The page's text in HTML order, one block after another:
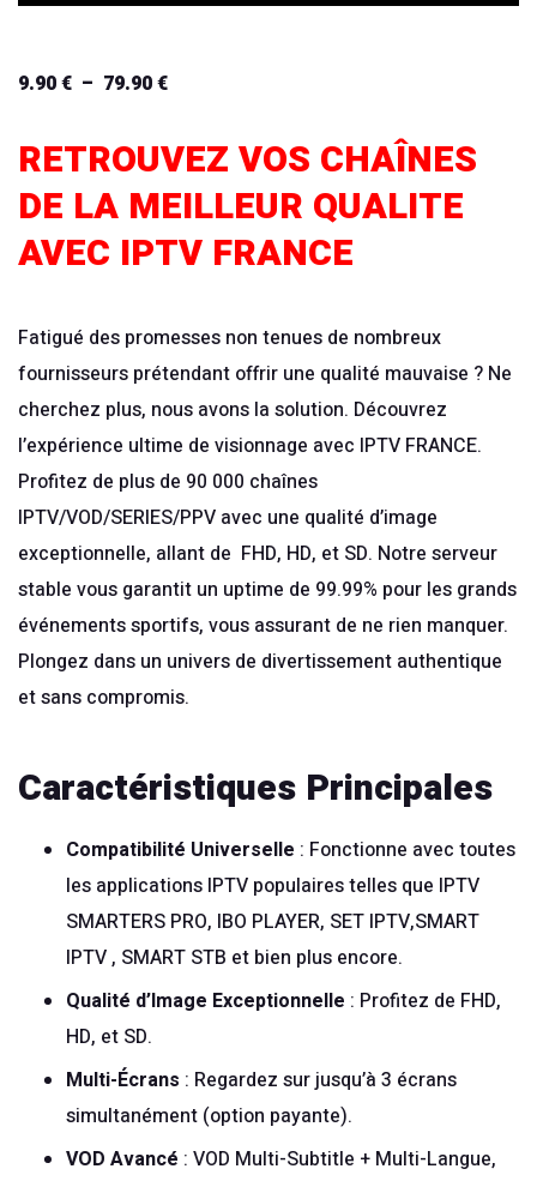
9.90€ – 79.90€
prix :
9.90 €
à
79.90 €
RETROUVEZ VOS CHAÎNES
DE LA MEILLEUR QUALITE
AVEC IPTV FRANCE
Fatigué des promesses non tenues de nombreux
fournisseurs prétendant offrir une qualité mauvaise ? Ne
cherchez plus, nous avons la solution. Découvrez
l’expérience ultime de visionnage avec IPTV FRANCE.
Profitez de plus de 90 000 chaînes
IPTV/VOD/SERIES/PPV avec une qualité d’image
exceptionnelle, allant de FHD, HD, et SD. Notre serveur
stable vous garantit un uptime de 99.99% pour les grands
événements sportifs, vous assurant de ne rien manquer.
Plongez dans un univers de divertissement authentique
et sans compromis.
Caractéristiques Principales
Compatibilité Universelle : Fonctionne avec toutes
les applications IPTV populaires telles que IPTV
SMARTERS PRO, IBO PLAYER, SET IPTV,SMART
IPTV , SMART STB et bien plus encore.
Qualité d’Image Exceptionnelle : Profitez de FHD,
HD, et SD.
Multi-Écrans : Regardez sur jusqu’à 3 écrans
simultanément (option payante).
VOD Avancé : VOD Multi-Subtitle + Multi-Langue,